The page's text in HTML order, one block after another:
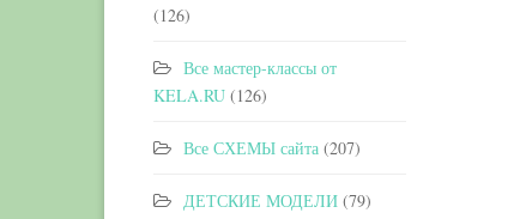
(126)
Все мастер-классы от
KELA.RU (126)
Все СХЕМЫ сайта (207)
ДЕТСКИЕ МОДЕЛИ (79)